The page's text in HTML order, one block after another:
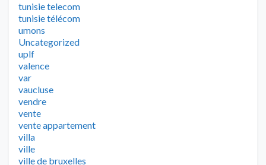
tunisie telecom
tunisie télécom
umons
Uncategorized
uplf
valence
var
vaucluse
vendre
vente
vente appartement
villa
ville
ville de bruxelles